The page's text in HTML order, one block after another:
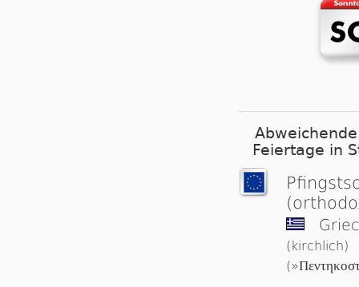
Feiertage in
(kirchlich)
(»